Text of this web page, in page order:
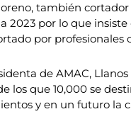
también
2023 por lo que
por profesionales
de AMAC,
los que 10,000 se
y en un futuro la